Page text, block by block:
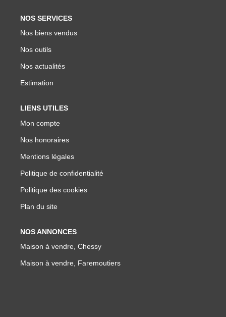
NOS SERVICES
Nos biens vendus
Nos outils
Nos actualités
Estimation
LIENS UTILES
Mon compte
Nos honoraires
Mentions légales
Politique de confidentialité
Politique des cookies
Plan du site
NOS ANNONCES
Maison à vendre, Chessy
Maison à vendre, Faremoutiers